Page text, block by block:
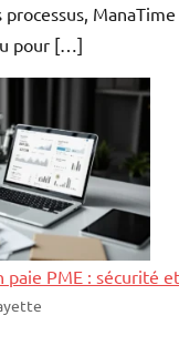
pour […]
paie PME : sécurité